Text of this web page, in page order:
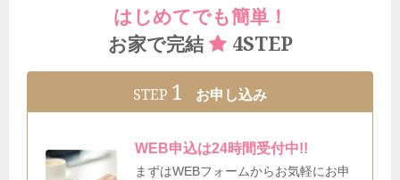
はじめてでも簡単！
お家で完結
4STEP
STEP 1 お申し込み
WEB申込は24時間受付中!!
まずはWEBフォームからお気軽にお申